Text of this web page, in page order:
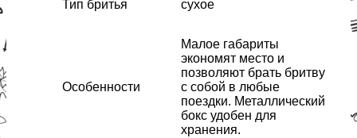
Тип бритья сухое
Особенности
Малое габариты
экономят место и
позволяют брать бритву
с собой в любые
поездки. Металлический
бокс удобен для
хранения.